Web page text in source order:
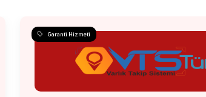
Garanti Hizmeti